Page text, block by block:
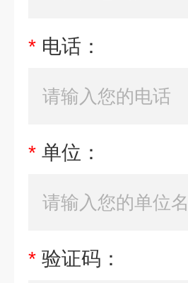
* 电话：
* 单位：
* 验证码：